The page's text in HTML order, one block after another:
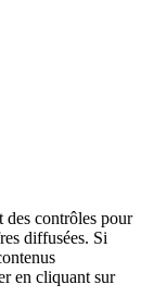
des contrôles pour
diffusées. Si
en cliquant sur